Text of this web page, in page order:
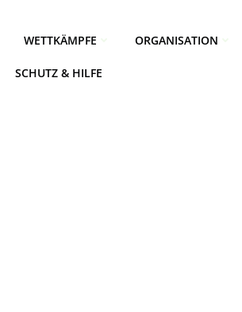
WETTKÄMPFE ORGANISATION
SCHUTZ & HILFE